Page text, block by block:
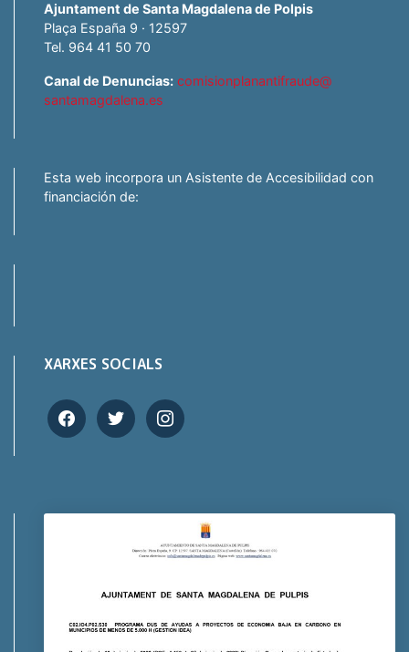
Ajuntament de Santa Magdalena de Polpis
Plaça España 9 · 12597
Tel. 964 41 50 70
Canal de Denuncias: comisionplanantifraude@
santamagdalena.es
Esta web incorpora un Asistente de Accesibilidad con
financiación de:
XARXES SOCIALS
facebooktwitter instagram